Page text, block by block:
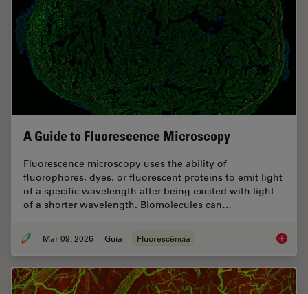
A Guide to Fluorescence Microscopy
Fluorescence microscopy uses the ability of
fluorophores, dyes, or fluorescent proteins to emit light
of a specific wavelength after being excited with light
of a shorter wavelength. Biomolecules can…
Mar 09, 2026 Guia Fluorescência A